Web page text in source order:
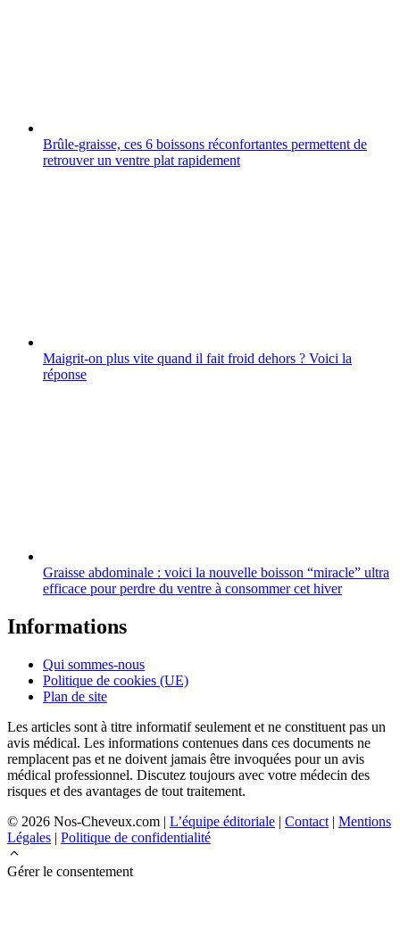
Brûle-graisse, ces 6 boissons réconfortantes permettent de
retrouver un ventre plat rapidement
Maigrit-on plus vite quand il fait froid dehors ? Voici la
réponse
Graisse abdominale : voici la nouvelle boisson “miracle” ultra
efficace pour perdre du ventre à consommer cet hiver
Informations
Qui sommes-nous
Politique de cookies (UE)
Plan de site
Les articles sont à titre informatif seulement et ne constituent pas un
avis médical. Les informations contenues dans ces documents ne
remplacent pas et ne doivent jamais être invoquées pour un avis
médical professionnel. Discutez toujours avec votre médecin des
risques et des avantages de tout traitement.
© 2026 Nos-Cheveux.com | L’équipe éditoriale | Contact | Mentions
Légales | Politique de confidentialité
Gérer le consentement